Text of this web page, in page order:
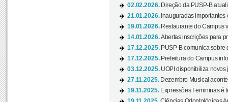
02.02.2026. Direção da PUSP-B
21.01.2026. Inauguradas
19.01.2026. Restaurante do Campus
14.01.2026.Abertas inscrições para
17.12.2025. PUSP-B comunica sobre
17.12.2025. Prefeitura do Campus
03.12.2025. UOPI disponibiliza novos
27.11.2025. Dezembro Musical
19.11.2025. Expressões Femininas é